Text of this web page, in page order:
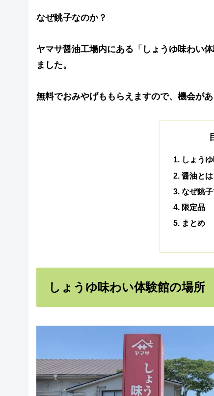
なぜ銚子なのか？
ヤマサ醤油工場内にある「しょうゆ味わい
ました。
無料でおみやげももらえますので、機会が
しょう
醤油とは
なぜ銚
限定品
まとめ
しょうゆ味わい体験館の場所